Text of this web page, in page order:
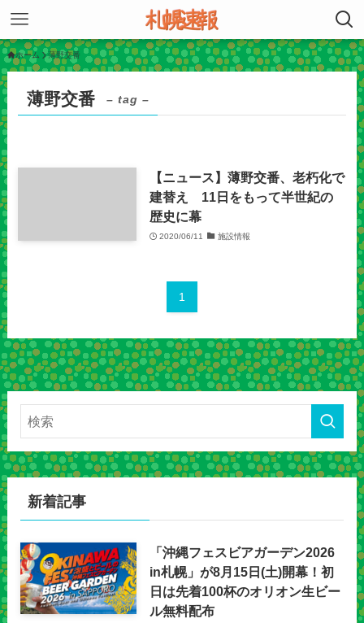
ホーム 薄野交番
薄野交番 – tag –
【ニュース】薄野交番、老朽化で
建替え 11日をもって半世紀の
歴史に幕
2020/06/11 施設情報
1
新着記事
「沖縄フェスビアガーデン2026
in札幌」が8月15日(土)開幕！初
日は先着100杯のオリオン生ビー
ル無料配布